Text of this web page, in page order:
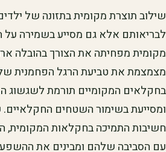
שילוב תוצרת מקומית בתזונה של
לבריאותם אלא גם מסייע בשמירה
מקומית מפחיתה את הצורך בהובלה
מצמצמת את טביעת הרגל הפחמנית
בחקלאים המקומיים תורמת לשגשוג
ומסייעת בשימור השטחים
חשיבות התמיכה בחקלאות
עם הסביבה שלהם ומבינים את